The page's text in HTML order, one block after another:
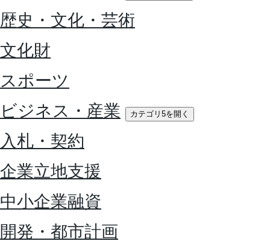
歴史・文化・芸術
文化財
スポーツ
ビジネス・産業
カテゴリ5を開く
入札・契約
企業立地支援
中小企業融資
開発・都市計画